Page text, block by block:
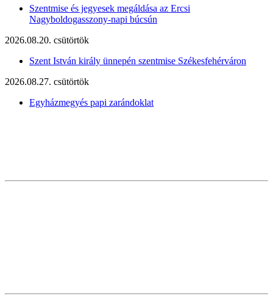
Szentmise és jegyesek megáldása az Ercsi
Nagyboldogasszony-napi búcsún
2026.08.20. csütörtök
Szent István király ünnepén szentmise Székesfehérváron
2026.08.27. csütörtök
Egyházmegyés papi zarándoklat